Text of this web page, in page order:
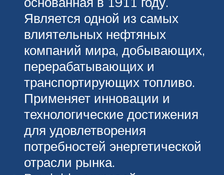
Является одной из самых
влиятельных нефтяных
компаний мира, добывающих,
перерабатывающих и
транспортирующих топливо.
Применяет инновации и
технологические достижения
для удовлетворения
потребностей энергетической
отрасли рынка.